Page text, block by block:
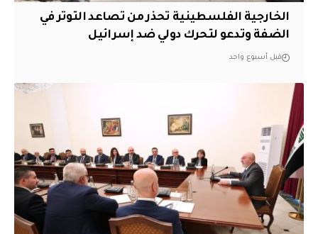
الخارجية الفلسطينية تحذر من تصاعد التوتر في
الضفة وتدعو لتحرك دولي ضد إسرائيل
قبل أسبوع واحد